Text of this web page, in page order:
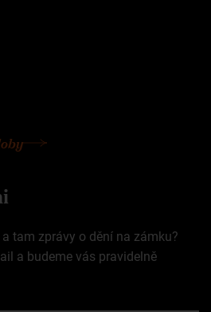
tam zprávy o dění na zámku?
a budeme vás pravidelně